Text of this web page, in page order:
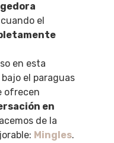
el
en esta
el paraguas
ofrecen
en
de la
Mingles.